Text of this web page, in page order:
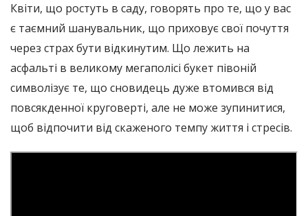
Квіти, що ростуть в саду, говорять про те, що у вас
є таємний шанувальник, що приховує свої почуття
через страх бути відкинутим. Що лежить на
асфальті в великому мегаполісі букет півоній
символізує те, що сновидець дуже втомився від
повсякденної круговерті, але не може зупинитися,
щоб відпочити від скаженого темпу життя і стресів.